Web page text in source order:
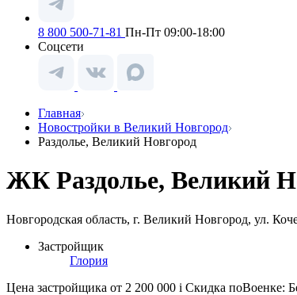
8 800 500-71-81 Пн-Пт 09:00-18:00
Соцсети
Главная
Новостройки в Великий Новгород
Раздолье, Великий Новгород
ЖК Раздолье, Великий
Новгородская область, г. Великий Новгород, ул.
Застройщик
Глория
Цена застройщика от 2 200 000 i Скидка поВоенке: